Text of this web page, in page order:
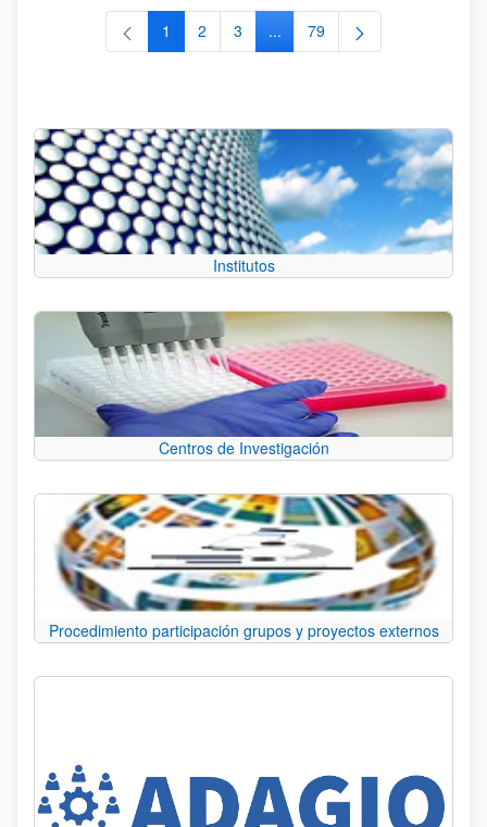
Página
1 Página
2 Página
3 ...Páginas intermedias Use TAB
Página
79
Institutos
Centros de Investigación
Procedimiento participación grupos y proyectos externos